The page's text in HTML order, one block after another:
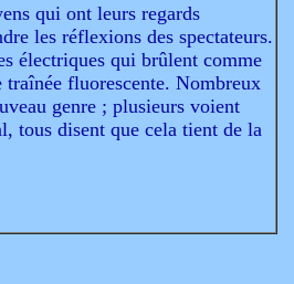
qui ont leurs regards
les réflexions des spectateurs.
électriques qui brûlent comme
fluorescente. Nombreux
genre ; plusieurs voient
tous disent que cela tient de la